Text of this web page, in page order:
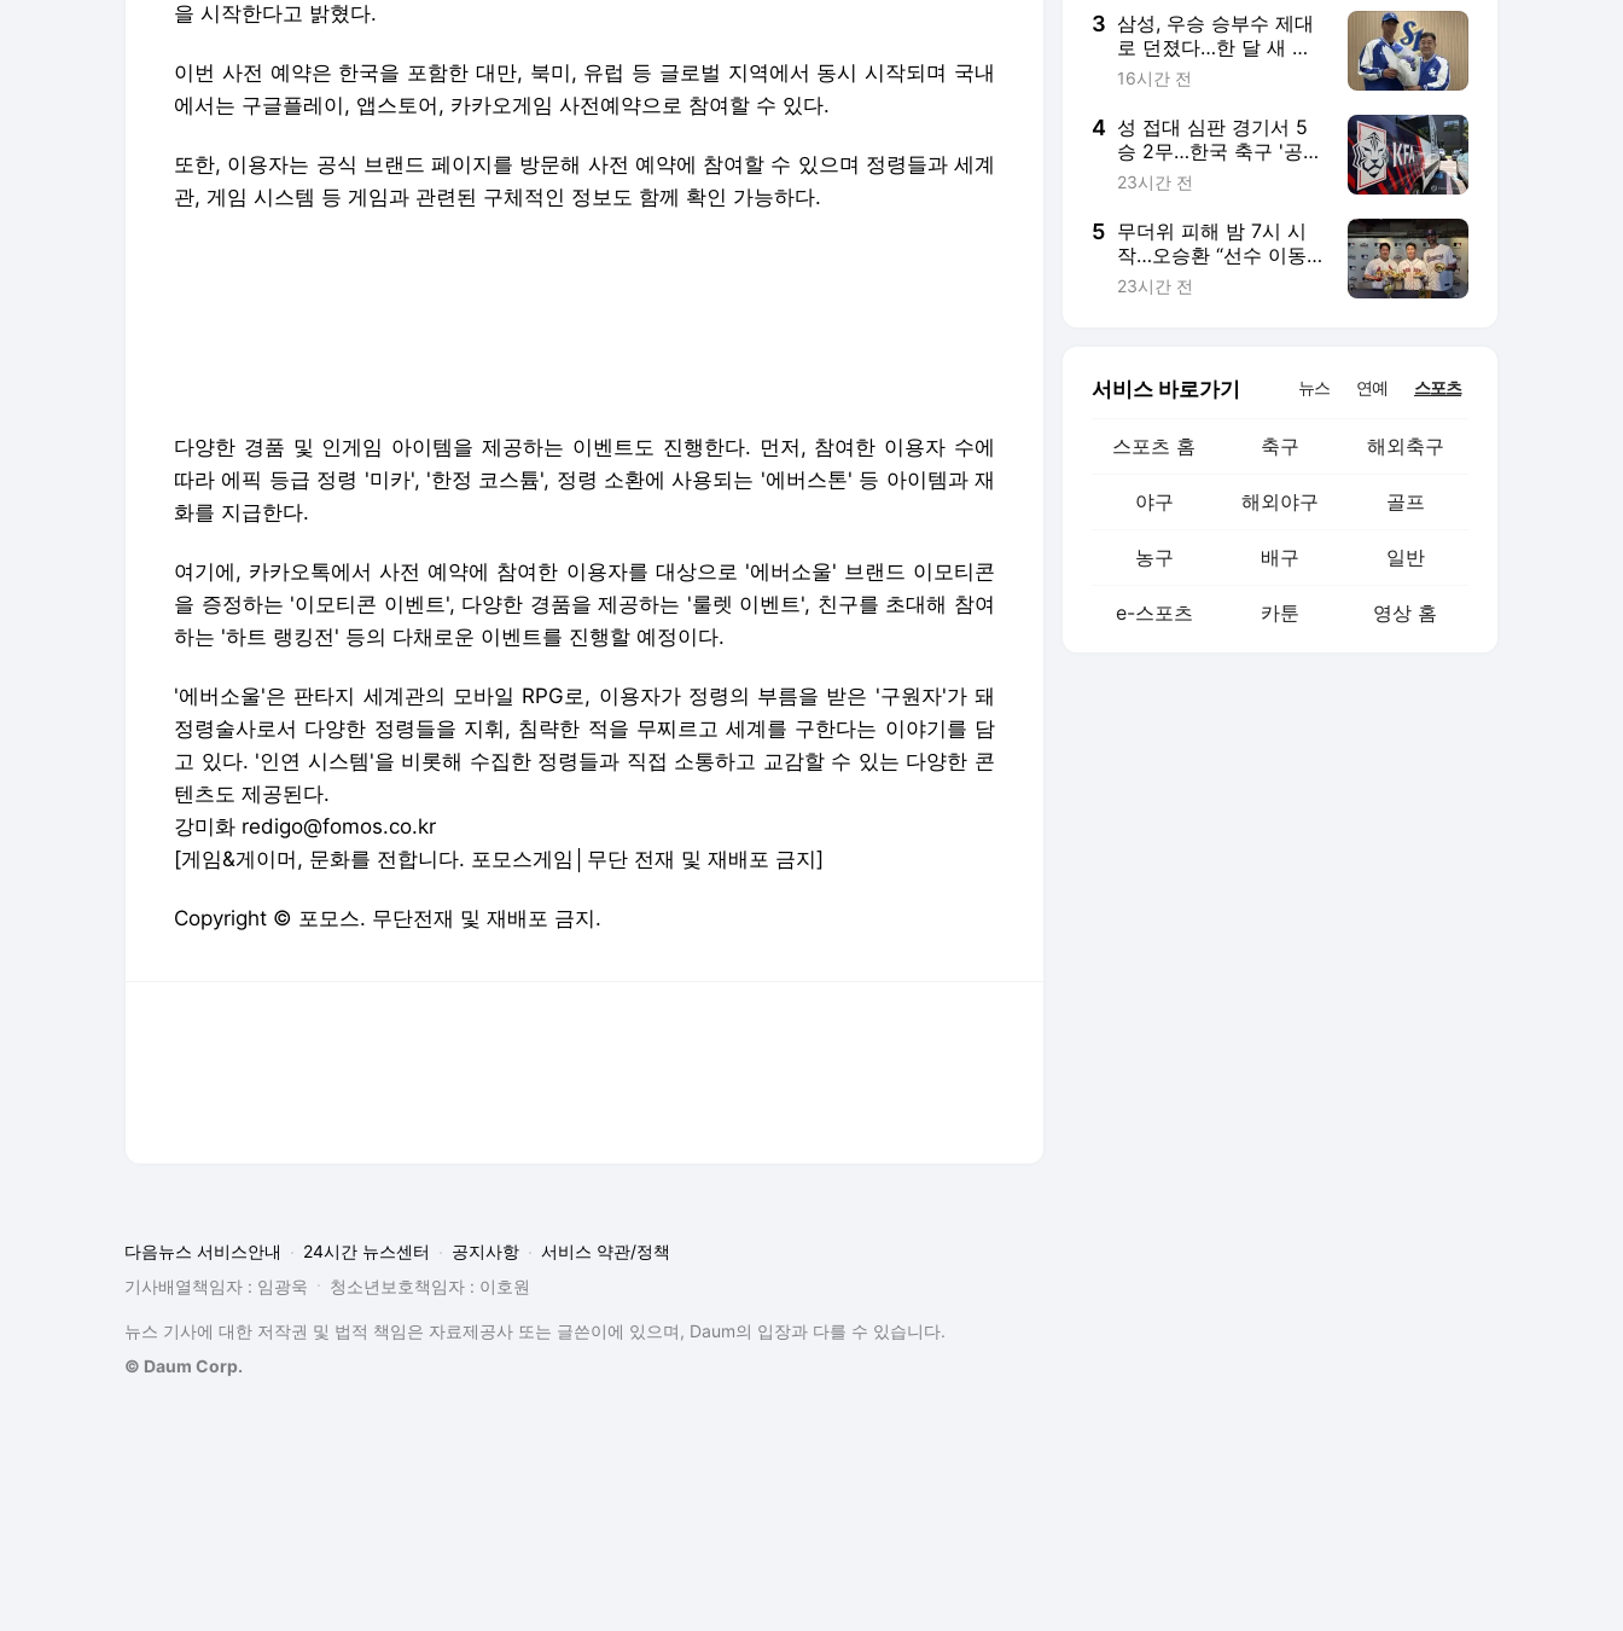
을 시작한다고 밝혔다.
이번 사전 예약은 한국을 포함한 대만, 북미, 유럽 등 글로벌 지역에서 동시 시작되며 국내
에서는 구글플레이, 앱스토어, 카카오게임 사전예약으로 참여할 수 있다.
또한, 이용자는 공식 브랜드 페이지를 방문해 사전 예약에 참여할 수 있으며 정령들과 세계
관, 게임 시스템 등 게임과 관련된 구체적인 정보도 함께 확인 가능하다.
다양한 경품 및 인게임 아이템을 제공하는 이벤트도 진행한다. 먼저, 참여한 이용자 수에
따라 에픽 등급 정령 '미카', '한정 코스튬', 정령 소환에 사용되는 '에버스톤' 등 아이템과 재
화를 지급한다.
여기에, 카카오톡에서 사전 예약에 참여한 이용자를 대상으로 '에버소울' 브랜드 이모티콘
을 증정하는 '이모티콘 이벤트', 다양한 경품을 제공하는 '룰렛 이벤트', 친구를 초대해 참여
하는 '하트 랭킹전' 등의 다채로운 이벤트를 진행할 예정이다.
'에버소울'은 판타지 세계관의 모바일 RPG로, 이용자가 정령의 부름을 받은 '구원자'가 돼
정령술사로서 다양한 정령들을 지휘, 침략한 적을 무찌르고 세계를 구한다는 이야기를 담
고 있다. '인연 시스템'을 비롯해 수집한 정령들과 직접 소통하고 교감할 수 있는 다양한 콘
텐츠도 제공된다.
강미화 redigo@fomos.co.kr
[게임&게이머, 문화를 전합니다. 포모스게임│무단 전재 및 재배포 금지]
Copyright © 포모스. 무단전재 및 재배포 금지.
3 삼성, 우승 승부수 제대
로 던졌다…한 달 새 외
인 투수 3명 갈아끼운
16시간 전
4 성 접대 심판 경기서 5
승 2무…한국 축구 '공정
성 논란' 후폭풍 커진다
23시간 전
5 무더위 피해 밤 7시 시
작…오승환 “선수 이동·
팬 귀가까지 봐야”
23시간 전
서비스 바로가기 뉴스 연예 스포츠
스포츠 홈 축구 해외축구
야구 해외야구 골프
농구 배구 일반
e-스포츠 카툰 영상 홈